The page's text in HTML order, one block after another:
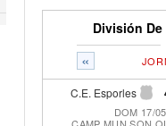
División
«
C.E. Esporles
DOM 17/